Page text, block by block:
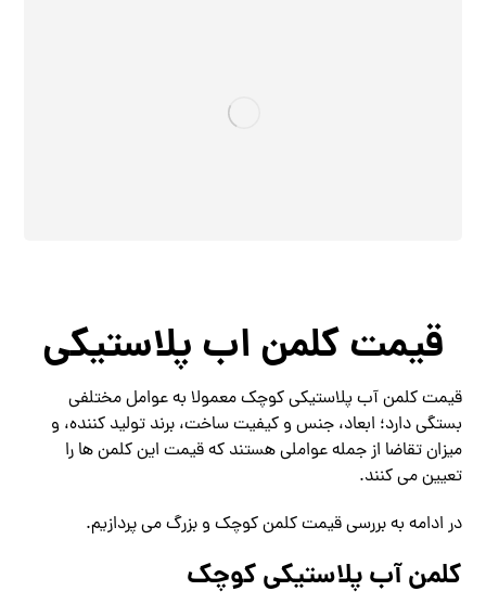
قیمت کلمن اب پلاستیکی
قیمت کلمن آب پلاستیکی کوچک معمولا به عوامل مختلفی
بستگی دارد؛ ابعاد، جنس و کیفیت ساخت، برند تولید کننده، و
میزان تقاضا از جمله عواملی هستند که قیمت این کلمن‌ ها را
تعیین می‌ کنند.
در ادامه به بررسی قیمت کلمن کوچک و بزرگ می پردازیم.
کلمن آب پلاستیکی کوچک